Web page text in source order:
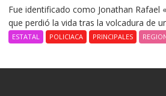
Fue identificado como Jonathan Rafael
que perdió la vida tras la volcadura de
ESTATAL POLICIACA PRINCIPALES